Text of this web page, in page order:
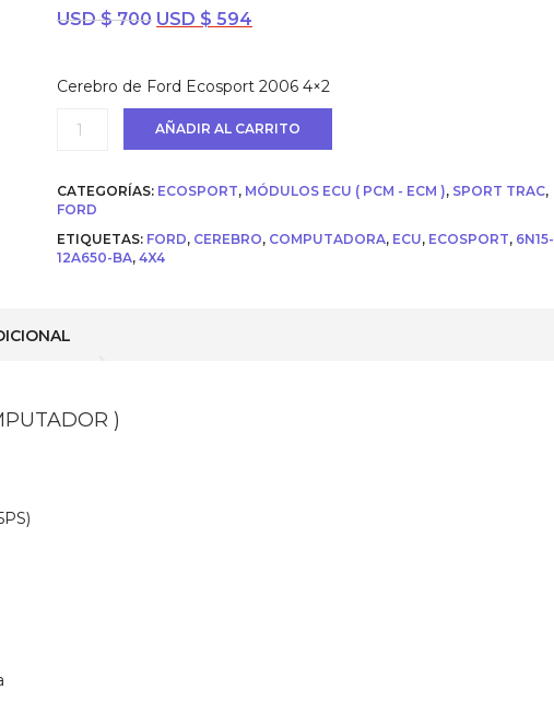
USD $700 El
era:
USD
$ 700.
USD $ 594
es:
USD
$ 594.
Cerebro de Ford Ecosport 2006 4×2
Ecu
/
Computador
para
Ford
año
BA
AÑADIR AL CARRITO
CATEGORÍAS: ECOSPORT, MÓDULOS ECU ( PCM - ECM ), SPORT TRAC,
FORD
ETIQUETAS: FORD, CEREBRO, COMPUTADORA, ECU, ECOSPORT, 6N15-
12A650-BA, 4X4
)